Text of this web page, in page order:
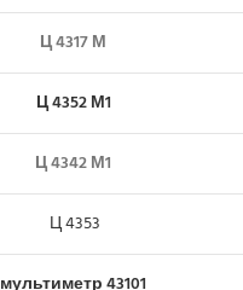
Ц 4317 М
Ц 4352 М1
Ц 4342 М1
Ц 4353